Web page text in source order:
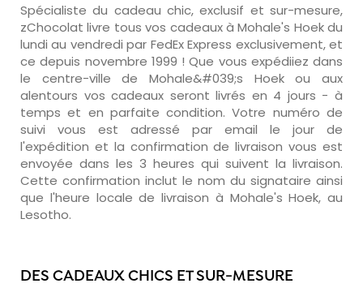
Spécialiste du cadeau chic, exclusif et sur-mesure,
zChocolat livre tous vos cadeaux à Mohale's Hoek du
lundi au vendredi par FedEx Express exclusivement, et
ce depuis novembre 1999 ! Que vous expédiiez dans
le centre-ville de Mohale&#039;s Hoek ou aux
alentours vos cadeaux seront livrés en 4 jours - à
temps et en parfaite condition. Votre numéro de
suivi vous est adressé par email le jour de
l'expédition et la confirmation de livraison vous est
envoyée dans les 3 heures qui suivent la livraison.
Cette confirmation inclut le nom du signataire ainsi
que l'heure locale de livraison à Mohale's Hoek, au
Lesotho.
DES CADEAUX CHICS ET SUR-MESURE